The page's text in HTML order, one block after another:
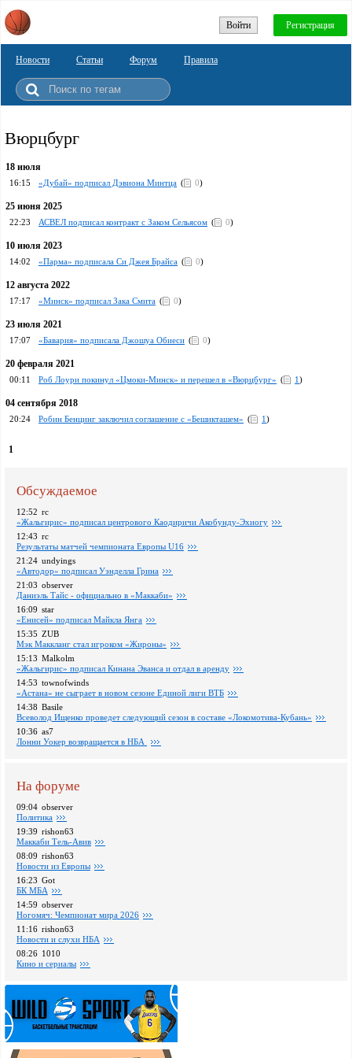
Войти Регистрация
Новости Статьи Форум Правила
Вюрцбург
18 июля
16:15 «Дубай» подписал Дэвиона Минтца ( 0)
25 июня 2025
22:23 АСВЕЛ подписал контракт с Заком Сельясом ( 0)
10 июля 2023
14:02 «Парма» подписала Си Джея Брайса ( 0)
12 августа 2022
17:17 «Минск» подписал Зака Смита ( 0)
23 июля 2021
17:07 «Бавария» подписала Джошуа Обиеси ( 0)
20 февраля 2021
00:11 Роб Лоури покинул «Цмоки-Минск» и перешел в «Вюрцбург» ( 1)
04 сентября 2018
20:24 Робин Бенцинг заключил соглашение с «Бешикташем» ( 1)
1
Обсуждаемое
12:52 rc
«Жальгирис» подписал центрового Каодиричи Акобунду-Эхиогу
12:43 rc
Pезультаты матчей чемпионата Европы U16
21:24 undyings
«Автодор» подписал Уэнделла Грина
21:03 observer
Даниэль Тайс - официально в «Маккаби»
16:09 star
«Енисей» подписал Майкла Янга
15:35 ZUB
Мэк Маккланг стал игроком «Жироны»
15:13 Malkolm
«Жальгирис» подписал Кинана Эванса и отдал в аренду
14:53 townofwinds
«Астана» не сыграет в новом сезоне Единой лиги ВТБ
14:38 Basile
Всеволод Ищенко проведет следующий сезон в составе «Локомотива-Кубань»
10:36 as7
Лонни Уокер возвращается в НБА
На форуме
09:04 observer
Политика
19:39 rishon63
Маккаби Тель-Авив
08:09 rishon63
Новости из Европы
16:23 Got
БК МБА
14:59 observer
Ногомяч: Чемпионат мира 2026
11:16 rishon63
Новости и слухи НБА
08:26 1010
Кино и сериалы